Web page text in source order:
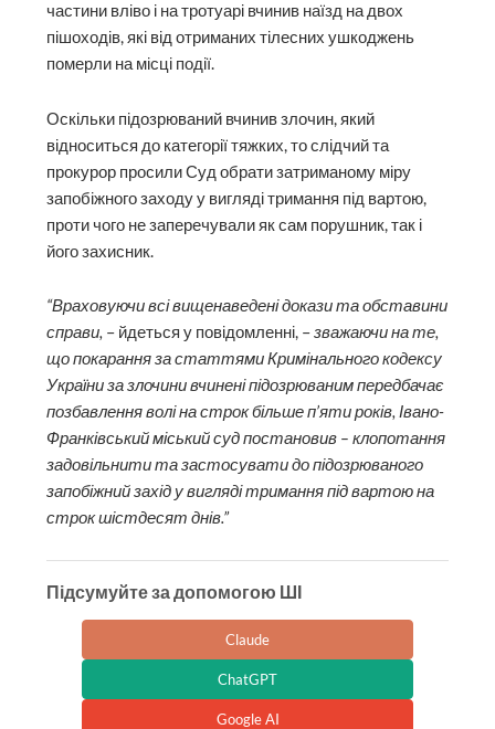
частини вліво і на тротуарі вчинив наїзд на двох
пішоходів, які від отриманих тілесних ушкоджень
померли на місці події.
Оскільки підозрюваний вчинив злочин, який
відноситься до категорії тяжких, то слідчий та
прокурор просили Суд обрати затриманому міру
запобіжного заходу у вигляді тримання під вартою,
проти чого не заперечували як сам порушник, так і
його захисник.
“Враховуючи всі вищенаведені докази та обставини
справи, – йдеться у повідомленні, –зважаючи на те,
що покарання за статтями Кримінального кодексу
України за злочини вчинені підозрюваним передбачає
позбавлення волі на строк більше п’яти років, Івано-
Франківський міський суд постановив – клопотання
задовільнити та застосувати до підозрюваного
запобіжний захід у вигляді тримання під вартою на
строк шістдесят днів.”
Підсумуйте за допомогою ШІ
Claude
ChatGPT
Google AI